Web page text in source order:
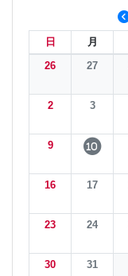
日 月
26
27
2 3
9 10
16 17
23 24
30 31